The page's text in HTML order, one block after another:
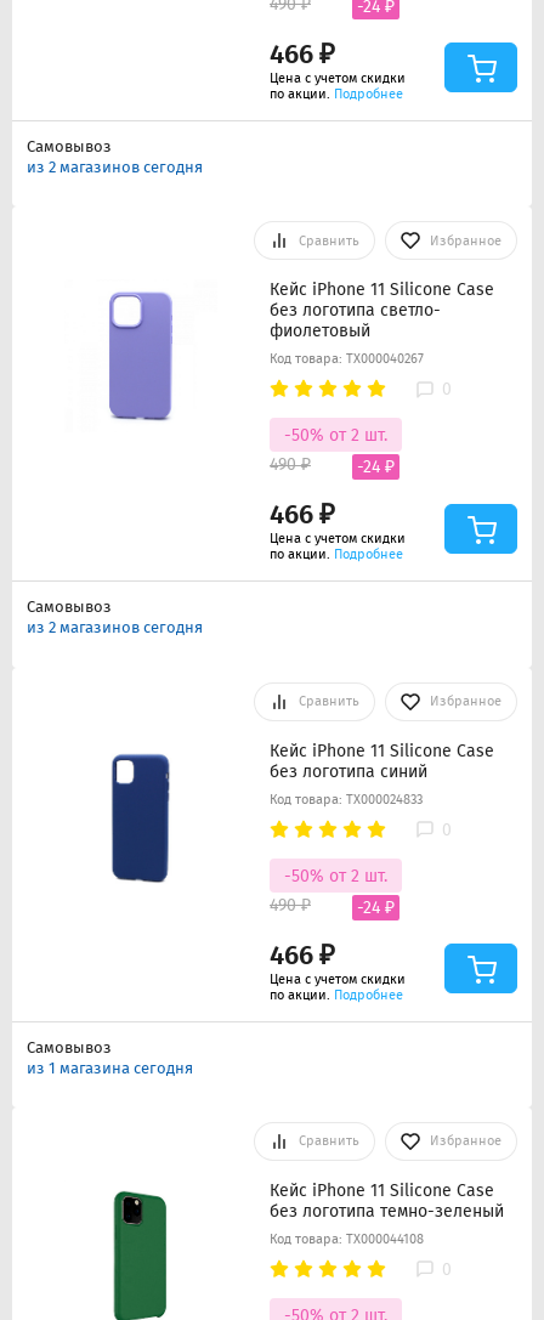
466 ₽
-24 ₽
Цена с учетом скидки
по акции. Подробнее
Самовывоз
из 2 магазинов сегодня
Сравнить Избранное
Кейс iPhone 11 Silicone Case
без логотипа светло-
фиолетовый
Код товара: ТХ000040267
0
-50% от 2 шт.
466 ₽
490 ₽ -24 ₽
Цена с учетом скидки
по акции. Подробнее
Самовывоз
из 2 магазинов сегодня
Сравнить Избранное
Кейс iPhone 11 Silicone Case
без логотипа синий
Код товара: ТХ000024833
0
-50% от 2 шт.
466 ₽
490 ₽ -24 ₽
Цена с учетом скидки
по акции. Подробнее
Самовывоз
из 1 магазина сегодня
Сравнить Избранное
Кейс iPhone 11 Silicone Case
без логотипа темно-зеленый
Код товара: ТХ000044108
0
-50% от 2 шт.